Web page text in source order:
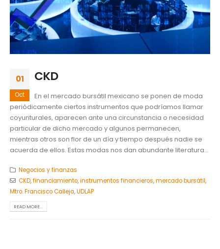
01
Oct
CKD
En el mercado bursátil mexicano se ponen de moda
periódicamente ciertos instrumentos que podríamos llamar
coyunturales, aparecen ante una circunstancia o necesidad
particular de dicho mercado y algunos permanecen,
mientras otros son flor de un día y tiempo después nadie se
acuerda de ellos. Estas modas nos dan abundante literatura...
Negocios y finanzas
CKD,financiamiento,instrumentos financieros,mercado bursátil,
Mtro. Francisco Calleja,UDLAP
READ MORE...